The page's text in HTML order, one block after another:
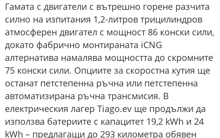
Гамата с двигатели с вътрешно горене разчита
силно на изпитания 1,2-литров трицилиндров
атмосферен двигател с мощност 86 конски сили,
докато фабрично монтираната iCNG
алтернатива намалява мощността до скромните
75 конски сили. Опциите за скоростна кутия ще
останат петстепенна ръчна или петстепенна
автоматизирана ръчна трансмисия. В
електрическия лагер Tiago.ev ще продължи да
използва батериите с капацитет 19,2 kWh и 24
kWh – предлагащи до 293 километра обявен